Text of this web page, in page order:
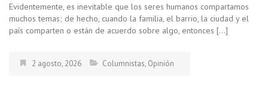
Evidentemente, es inevitable que los seres humanos compartamos
muchos temas; de hecho, cuando la familia, el barrio, la ciudad y el
país comparten o están de acuerdo sobre algo, entonces […]
2 agosto, 2026 Columnistas, Opinión